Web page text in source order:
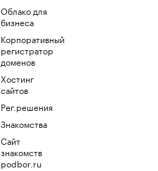
Облако для
бизнеса
Корпоративный
регистратор
доменов
Хостинг
сайтов
Рег.решения
Знакомства
Сайт
знакомств
podbor.ru